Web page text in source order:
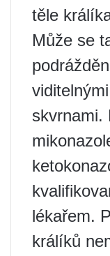
těle
Může se
skvrnami.
lékařem.
králíků